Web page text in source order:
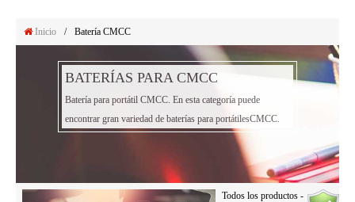
Inicio / Batería CMCC
BATERÍAS PARA CMCC
Batería para portátil CMCC. En esta categoría puede
encontrar gran variedad de baterías para portátilesCMCC.
Todos los productos -